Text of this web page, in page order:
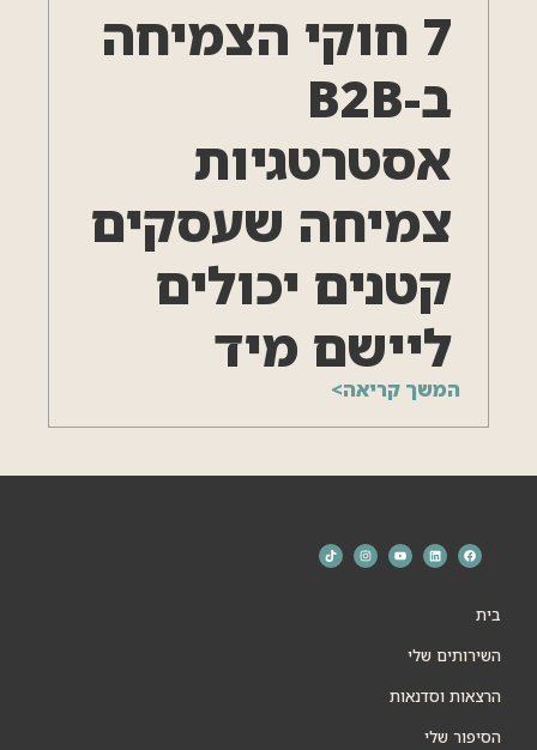
7 חוקי הצמיחה
ב-B2B
אסטרטגיות
צמיחה שעסקים
קטנים יכולים
ליישם מיד
המשך קריאה>
בית
השירותים שלי
הרצאות וסדנאות
הסיפור שלי